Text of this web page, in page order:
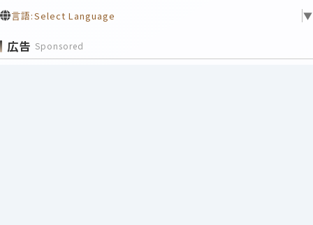
言語:Select Language ▼
広告 Sponsored